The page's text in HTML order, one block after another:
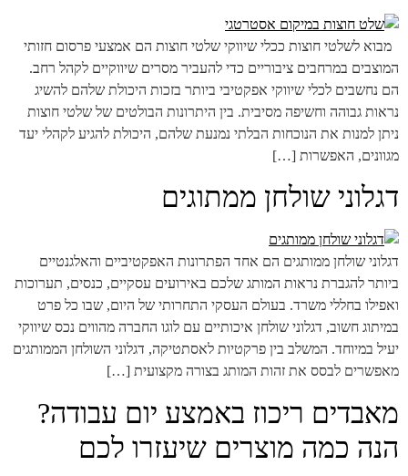
​ ​ מבוא לשלטי חוצות ככלי שיווקי שלטי חוצות הם אמצעי פרסום חזותי
המוצבים במרחבים ציבוריים כדי להעביר מסרים שיווקיים לקהל רחב.
הם נחשבים לכלי שיווקי אפקטיבי ביותר בזכות היכולת שלהם להשיג
נראות גבוהה וחשיפה מסיבית. בין היתרונות הבולטים של שלטי חוצות
ניתן למנות את הנוכחות הבלתי נמנעת שלהם, היכולת להגיע לקהלי יעד
מגוונים, האפשרות […]
דגלוני שולחן ממתוגים
דגלוני שולחן ממותגים הם אחד הפתרונות האפקטיביים והאלגנטיים
ביותר להגברת נראות המותג שלכם באירועים עסקיים, כנסים, תערוכות
ואפילו בחללי משרד. בעולם העסקי התחרותי של היום, שבו כל פרט
במיתוג חשוב, דגלוני שולחן איכותיים עם לוגו החברה מהווים נכס שיווקי
יעיל במיוחד. המשלב בין פרקטיות לאסתטיקה, דגלוני השולחן הממותגים
מאפשרים לבסס את זהות המותג בצורה מקצועית […]
מאבדים ריכוז באמצע יום עבודה?
הנה כמה מוצרים שיעזרו לכם